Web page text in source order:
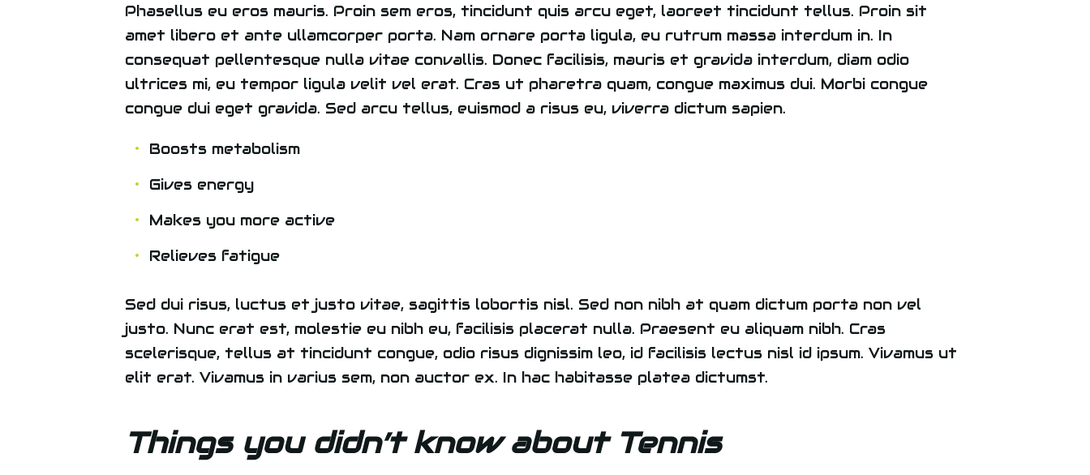
Phasellus eu eros mauris. Proin sem eros, tincidunt quis arcu eget, laoreet tincidunt tellus. Proin sit
amet libero et ante ullamcorper porta. Nam ornare porta ligula, eu rutrum massa interdum in. In
consequat pellentesque nulla vitae convallis. Donec facilisis, mauris et gravida interdum, diam odio
ultrices mi, eu tempor ligula velit vel erat. Cras ut pharetra quam, congue maximus dui. Morbi congue
congue dui eget gravida. Sed arcu tellus, euismod a risus eu, viverra dictum sapien.
Boosts metabolism
Gives energy
Makes you more active
Relieves fatigue
Sed dui risus, luctus et justo vitae, sagittis lobortis nisl. Sed non nibh at quam dictum porta non vel
justo. Nunc erat est, molestie eu nibh eu, facilisis placerat nulla. Praesent eu aliquam nibh. Cras
scelerisque, tellus at tincidunt congue, odio risus dignissim leo, id facilisis lectus nisl id ipsum. Vivamus ut
elit erat. Vivamus in varius sem, non auctor ex. In hac habitasse platea dictumst.
Things you didn’t know about Tennis